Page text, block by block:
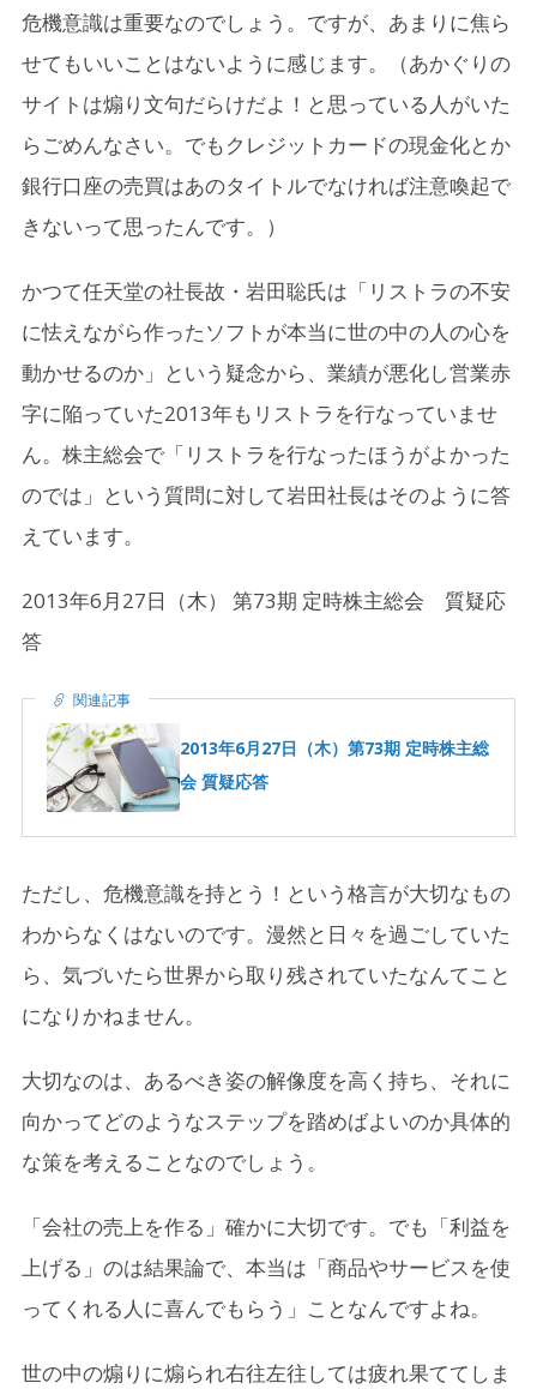
危機意識は重要なのでしょう。ですが、あまりに焦ら
せてもいいことはないように感じます。（あかぐりの
サイトは煽り文句だらけだよ！と思っている人がいた
らごめんなさい。でもクレジットカードの現金化とか
銀行口座の売買はあのタイトルでなければ注意喚起で
きないって思ったんです。）
かつて任天堂の社長故・岩田聡氏は「リストラの不安
に怯えながら作ったソフトが本当に世の中の人の心を
動かせるのか」という疑念から、業績が悪化し営業赤
字に陥っていた2013年もリストラを行なっていませ
ん。株主総会で「リストラを行なったほうがよかった
のでは」という質問に対して岩田社長はそのように答
えています。
2013年6月27日（木） 第73期 定時株主総会 質疑応
答
関連記事
2013年6月27日（木）第73期 定時株主総
会 質疑応答
ただし、危機意識を持とう！という格言が大切なもの
わからなくはないのです。漫然と日々を過ごしていた
ら、気づいたら世界から取り残されていたなんてこと
になりかねません。
大切なのは、あるべき姿の解像度を高く持ち、それに
向かってどのようなステップを踏めばよいのか具体的
な策を考えることなのでしょう。
「会社の売上を作る」確かに大切です。でも「利益を
上げる」のは結果論で、本当は「商品やサービスを使
ってくれる人に喜んでもらう」ことなんですよね。
世の中の煽りに煽られ右往左往しては疲れ果ててしま